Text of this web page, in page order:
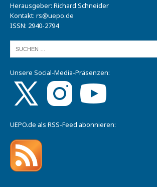
Herausgeber: Richard Schneider
Kontakt: rs@uepo.de
ISSN: 2940-2794
Unsere Social-Media-Präsenzen:
UEPO.de als RSS-Feed abonnieren: